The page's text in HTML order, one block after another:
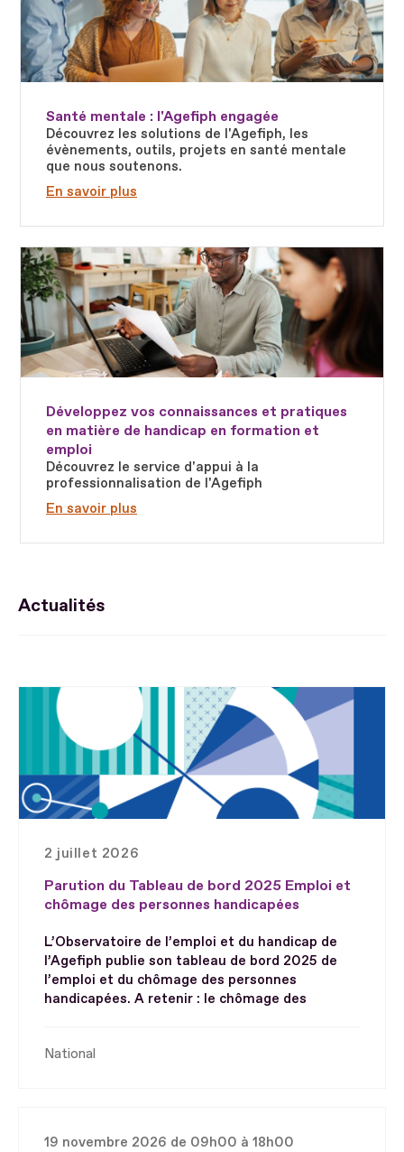
Santé mentale : l'Agefiph engagée
Découvrez les solutions de l'Agefiph, les
évènements, outils, projets en santé mentale
que nous soutenons.
En savoir plus
Développez vos connaissances et pratiques
en matière de handicap en formation et
emploi
Découvrez le service d'appui à la
professionnalisation de l'Agefiph
En savoir plus
Fichier
Actualités
2 juillet 2026
Parution du Tableau de bord 2025 Emploi et
chômage des personnes handicapées
L’Observatoire de l’emploi et du handicap de
l’Agefiph publie son tableau de bord 2025 de
l’emploi et du chômage des personnes
handicapées. A retenir : le chômage des
National
19 novembre 2026 de 09h00 à 18h00